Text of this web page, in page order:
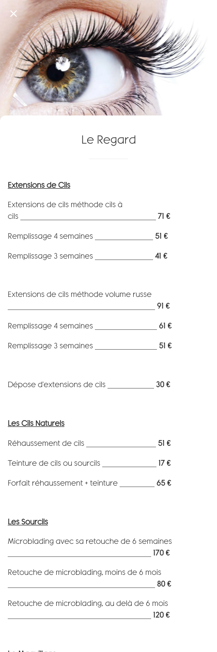
Le Regard
Extensions de Cils
Extensions de cils méthode cils à
cils ___________________________________ 71 €
Remplissage 4 semaines _______________
51 €
Remplissage 3 semaines _______________ 41 €
Extensions de cils méthode volume russe
91 €
Remplissage 4 semaines ________________ 61 €
Remplissage 3 semaines ________________ 51 €
Dépose d'extensions de cils ____________ 30 €
Les Cils Naturels
Réhaussement de cils __________________ 51 €
Teinture de cils ou sourcils ______________ 17 €
Forfait réhaussement + teinture _________ 65 €
Les Sourcils
Microblading avec sa retouche de 6 semaines
170 €
Retouche de microblading, moins de 6 mois
80 €
Retouche de microblading, au delà de 6 mois
120 €